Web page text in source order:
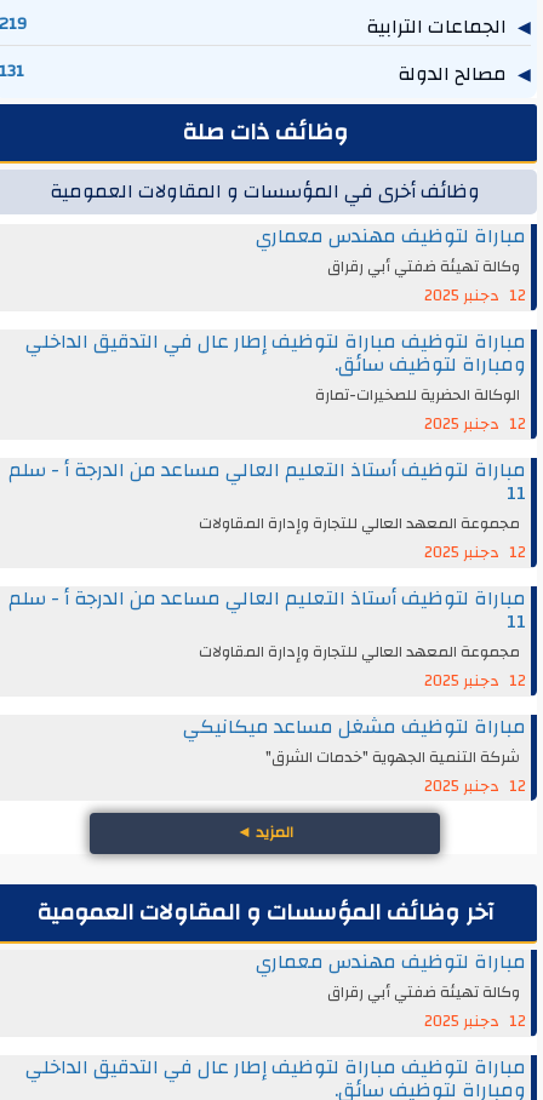
الجماعات الترابية 219
مصالح الدولة 131
وظائف ذات صلة
وظائف أخرى في المؤسسات و المقاولات العمومية
مباراة لتوظيف مهندس معماري
وكالة تهيئة ضفتي أبي رقراق
12 دجنبر 2025
مباراة لتوظيف مباراة لتوظيف إطار عال في التدقيق الداخلي
ومباراة لتوظيف سائق.
الوكالة الحضرية للصخيرات-تمارة
12 دجنبر 2025
مباراة لتوظيف أستاذ التعليم العالي مساعد من الدرجة أ - سلم
11
مجموعة المعهد العالي للتجارة وإدارة المقاولات
12 دجنبر 2025
مباراة لتوظيف أستاذ التعليم العالي مساعد من الدرجة أ - سلم
11
مجموعة المعهد العالي للتجارة وإدارة المقاولات
12 دجنبر 2025
مباراة لتوظيف مشغل مساعد ميكانيكي
شركة التنمية الجهوية "خدمات الشرق"
12 دجنبر 2025
المزيد◄
آخر وظائف المؤسسات و المقاولات العمومية
مباراة لتوظيف مهندس معماري
وكالة تهيئة ضفتي أبي رقراق
12 دجنبر 2025
مباراة لتوظيف مباراة لتوظيف إطار عال في التدقيق الداخلي
ومباراة لتوظيف سائق.